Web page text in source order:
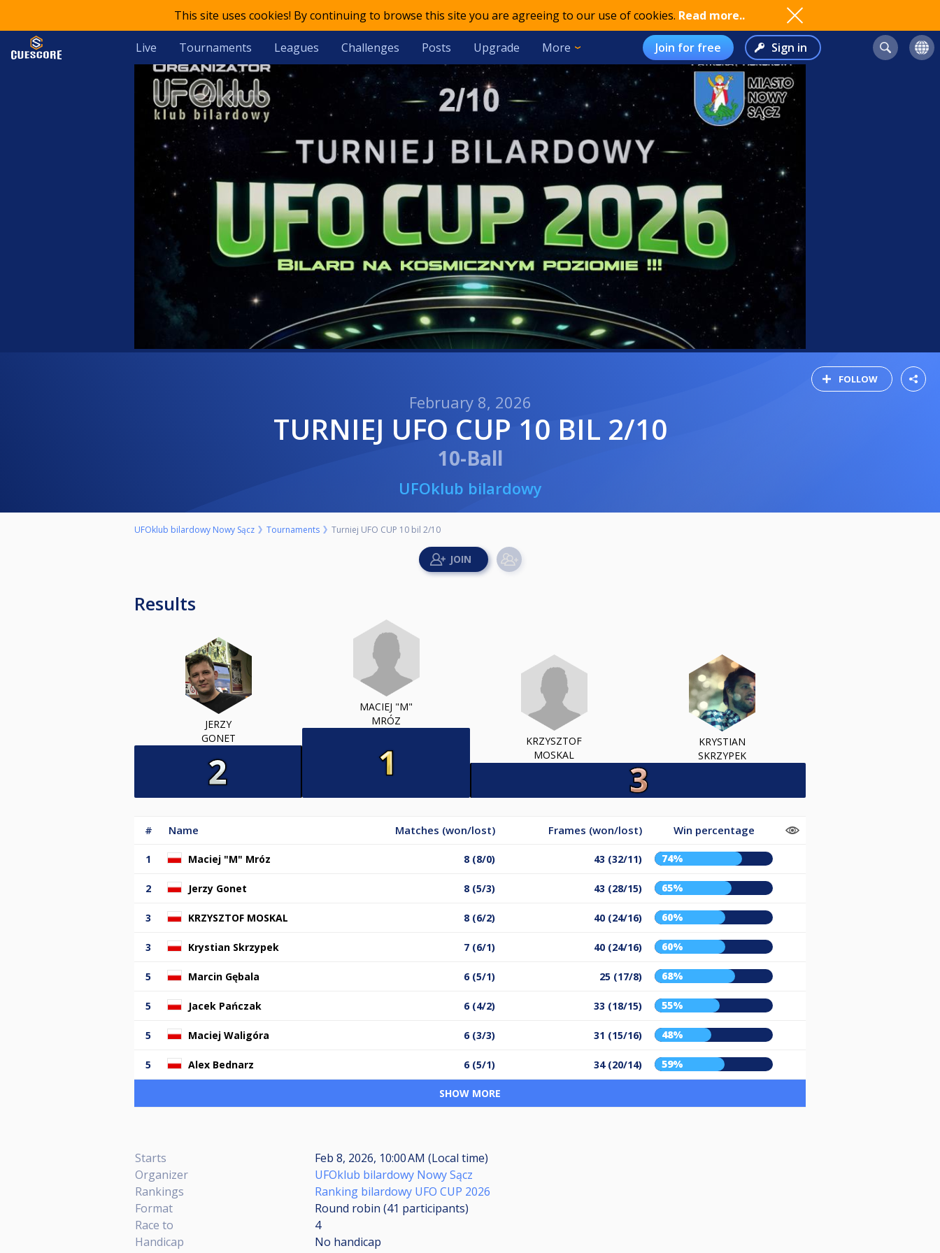
This site uses cookies! By continuing to browse this site you are agreeing to our use of cookies. Read more..
Live Tournaments Leagues Challenges Posts Upgrade More Join for free Sign in
FOLLOW
February 8, 2026
TURNIEJ UFO CUP 10 BIL 2/10
10-Ball
UFOklub bilardowy
UFOklub bilardowy Nowy Sącz Tournaments Turniej UFO CUP 10 bil 2/10
Results
JERZY
GONET
MACIEJ "M"
MRÓZ
KRZYSZTOF
MOSKAL
KRYSTIAN
SKRZYPEK
# Name Matches (won/lost) Frames (won/lost) Win percentage
1 Maciej "M" Mróz 8 (8/0) 43 (32/11) 74%
2 Jerzy Gonet 8 (5/3) 43 (28/15) 65%
3 KRZYSZTOF MOSKAL 8 (6/2) 40 (24/16) 60%
3 Krystian Skrzypek 7 (6/1) 40 (24/16) 60%
5 Marcin Gębala 6 (5/1) 25 (17/8) 68%
5 Jacek Pańczak 6 (4/2) 33 (18/15) 55%
5 Maciej Waligóra 6 (3/3) 31 (15/16) 48%
5 Alex Bednarz 6 (5/1) 34 (20/14) 59%
SHOW MORE
Starts
Feb 8, 2026, 10:00 AM (Local time)
Organizer
UFOklub bilardowy Nowy Sącz
Rankings
Ranking bilardowy UFO CUP 2026
Format
Round robin (41 participants)
Race to
4
Handicap
No handicap